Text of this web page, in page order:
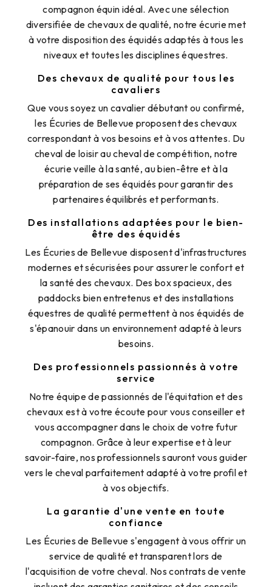
compagnon équin idéal. Avec une sélection
diversifiée de chevaux de qualité, notre écurie met
à votre disposition des équidés adaptés à tous les
niveaux et toutes les disciplines équestres.
Des chevaux de qualité pour tous les
cavaliers
Que vous soyez un cavalier débutant ou confirmé,
les Écuries de Bellevue proposent des chevaux
correspondant à vos besoins et à vos attentes. Du
cheval de loisir au cheval de compétition, notre
écurie veille à la santé, au bien-être et à la
préparation de ses équidés pour garantir des
partenaires équilibrés et performants.
Des installations adaptées pour le bien-
être des équidés
Les Écuries de Bellevue disposent d'infrastructures
modernes et sécurisées pour assurer le confort et
la santé des chevaux. Des box spacieux, des
paddocks bien entretenus et des installations
équestres de qualité permettent à nos équidés de
s'épanouir dans un environnement adapté à leurs
besoins.
Des professionnels passionnés à votre
service
Notre équipe de passionnés de l'équitation et des
chevaux est à votre écoute pour vous conseiller et
vous accompagner dans le choix de votre futur
compagnon. Grâce à leur expertise et à leur
savoir-faire, nos professionnels sauront vous guider
vers le cheval parfaitement adapté à votre profil et
à vos objectifs.
La garantie d'une vente en toute
confiance
Les Écuries de Bellevue s'engagent à vous offrir un
service de qualité et transparent lors de
l'acquisition de votre cheval. Nos contrats de vente